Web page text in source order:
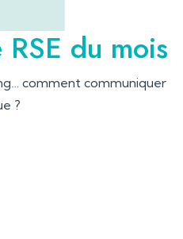
du mois
comment communiquer
?